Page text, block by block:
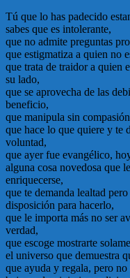
Tú que lo has padecido
sabes que es intolerante,
que no admite preguntas
que estigmatiza a quien no
que trata de traidor a quien
su lado,
que se aprovecha de las
beneficio,
que manipula sin
que hace lo que quiere y te
voluntad,
que ayer fue evangélico,
alguna cosa novedosa que
enriquecerse,
que te demanda lealtad
disposición para hacerlo,
que le importa más no ser
verdad,
que escoge mostrarte
el universo que demuestra
que ayuda y regala, pero no